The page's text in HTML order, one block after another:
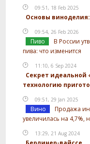
09:51, 18 Feb 2025
Основы
09:54, 26 Feb 2026
Пиво
В России
пива: что изменится
11:10, 6 Sep 2024
Секрет идеальной
технологию
09:51, 29 Jan 2025
Вино
Продажа
увеличилась на 4,7%,
13:29, 21 Aug 2024